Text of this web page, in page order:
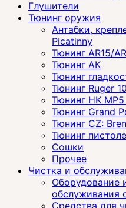
Глушители
Тюнинг оружия
Антабки,
Picatinny
Тюнинг AR15/
Тюнинг АК
Тюнинг
Тюнинг Ruger
Тюнинг HK
Тюнинг Grand
Тюнинг CZ:
Тюнинг
Сошки
Прочее
Чистка и
Оборудование
обслуживания
Средства для